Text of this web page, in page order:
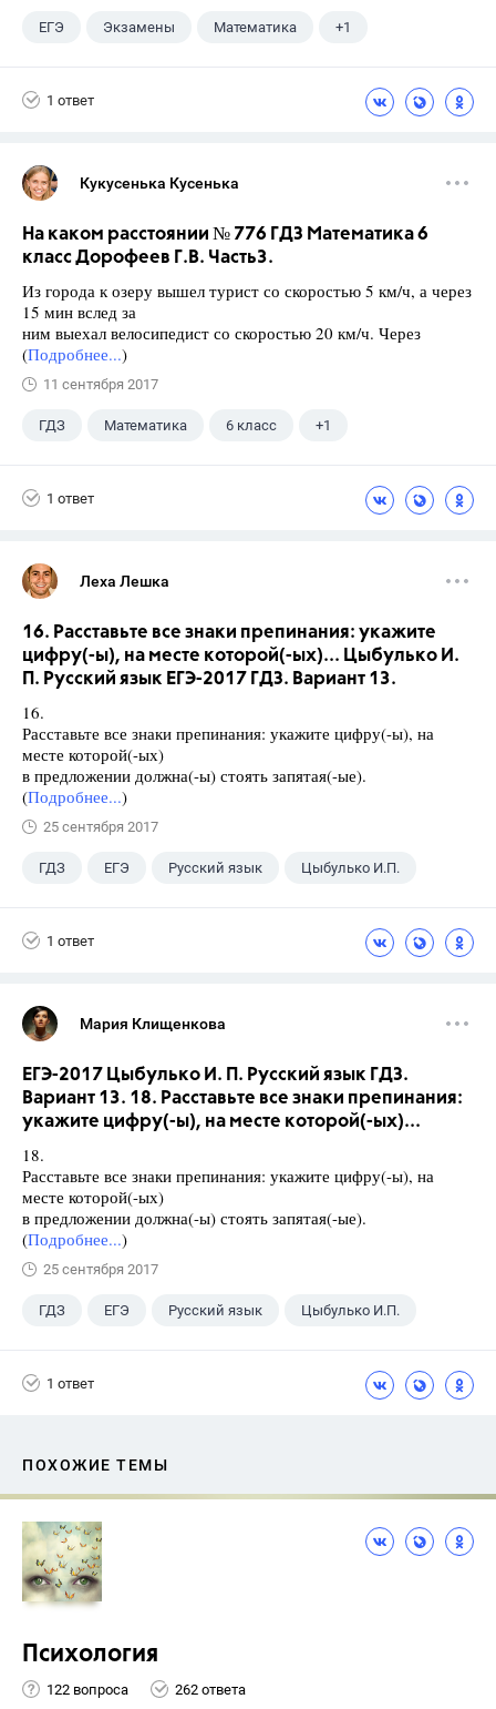
ЕГЭ Экзамены Математика +1
1 ответ
Кукусенька Кусенька
На каком расстоянии № 776 ГДЗ Математика 6
класс Дорофеев Г.В. Часть3.
Из города к озеру вышел турист со скоростью 5 км/ч, а через
15 мин вслед за
ним выехал велосипедист со скоростью 20 км/ч. Через
(Подробнее...)
11 сентября 2017
ГДЗ Математика 6 класс +1
1 ответ
Леха Лешка
16. Расставьте все знаки препинания: укажите
цифру(-ы), на месте которой(-ых)... Цыбулько И.
П. Русский язык ЕГЭ-2017 ГДЗ. Вариант 13.
16.
Расставьте все знаки препинания: укажите цифру(-ы), на
месте которой(-ых)
в предложении должна(-ы) стоять запятая(-ые).
(Подробнее...)
25 сентября 2017
ГДЗ ЕГЭ Русский язык Цыбулько И.П.
1 ответ
Мария Клищенкова
ЕГЭ-2017 Цыбулько И. П. Русский язык ГДЗ.
Вариант 13. 18. Расставьте все знаки препинания:
укажите цифру(-ы), на месте которой(-ых)...
18.
Расставьте все знаки препинания: укажите цифру(-ы), на
месте которой(-ых)
в предложении должна(-ы) стоять запятая(-ые).
(Подробнее...)
25 сентября 2017
ГДЗ ЕГЭ Русский язык Цыбулько И.П.
1 ответ
ПОХОЖИЕ ТЕМЫ
Психология
122 вопроса 262 ответа